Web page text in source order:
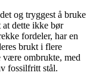
og tryggest å bruke
at dette ikke bør
fordeler, har en
brukt i flere
være ombrukte, med
fossilfritt stål.